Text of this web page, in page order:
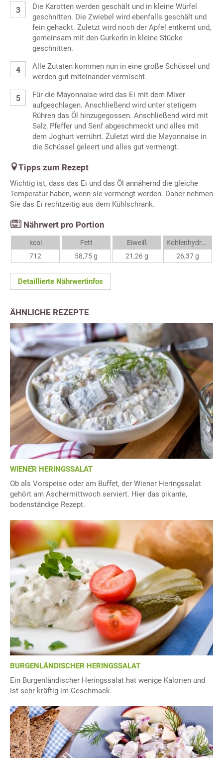
Die Karotten werden geschält und in kleine Würfel
geschnitten. Die Zwiebel wird ebenfalls geschält und
fein gehackt. Zuletzt wird noch der Apfel entkernt und,
gemeinsam mit den Gurkerln in kleine Stücke
geschnitten.
Alle Zutaten kommen nun in eine große Schüssel und
werden gut miteinander vermischt.
Für die Mayonnaise wird das Ei mit dem Mixer
aufgeschlagen. Anschließend wird unter stetigem
Rühren das Öl hinzugegossen. Anschließend wird mit
Salz, Pfeffer und Senf abgeschmeckt und alles mit
dem Joghurt verrührt. Zuletzt wird die Mayonnaise in
die Schüssel geleert und alles gut vermengt.
Tipps zum Rezept
Wichtig ist, dass das Ei und das Öl annähernd die gleiche
Temperatur haben, wenn sie vermengt werden. Daher nehmen
Sie das Ei rechtzeitig aus dem Kühlschrank.
Nährwert pro Portion
kcal
712
Fett
58,75 g
Eiweiß
21,26 g
Kohlenhydrate
26,37 g
Detaillierte Nährwertinfos
ÄHNLICHE REZEPTE
WIENER HERINGSSALAT
Ob als Vorspeise oder am Buffet, der Wiener Heringssalat
gehört am Aschermittwoch serviert. Hier das pikante,
bodenständige Rezept.
BURGENLÄNDISCHER HERINGSSALAT
Ein Burgenländischer Heringssalat hat wenige Kalorien und
ist sehr kräftig im Geschmack.